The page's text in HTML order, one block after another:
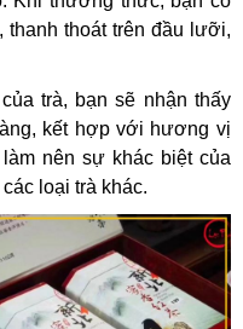
thanh thoát trên đầu lưỡi,
trà, bạn sẽ nhận thấy
kết hợp với hương vị
nên sự khác biệt của
loại trà khác.